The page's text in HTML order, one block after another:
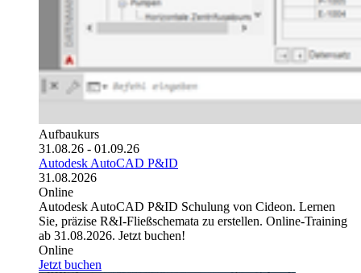
Aufbaukurs
31.08.26 - 01.09.26
Autodesk AutoCAD P&ID
31.08.2026
Online
Autodesk AutoCAD P&ID Schulung von Cideon. Lernen
Sie, präzise R&I-Fließschemata zu erstellen. Online-Training
ab 31.08.2026. Jetzt buchen!
Online
Jetzt buchen